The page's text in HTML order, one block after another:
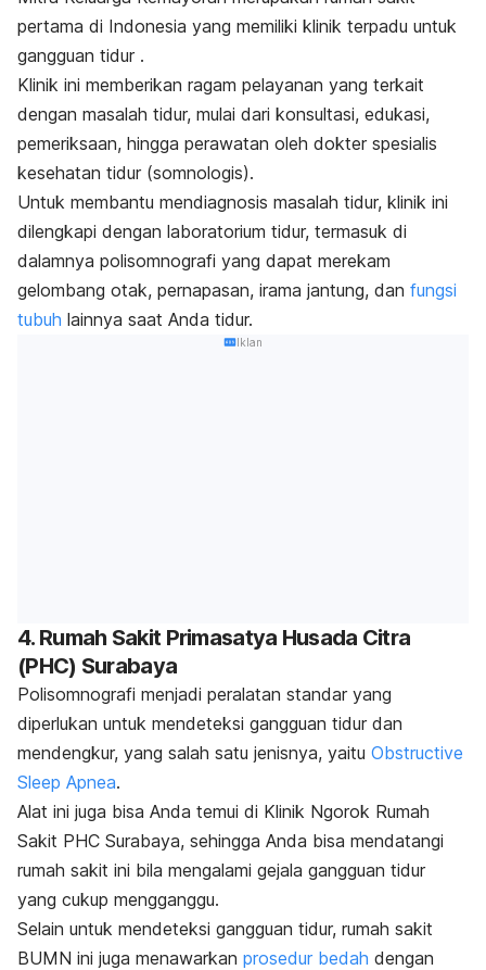
pertama di Indonesia yang memiliki klinik terpadu untuk
gangguan tidur .
Klinik ini memberikan ragam pelayanan yang terkait
dengan masalah tidur, mulai dari konsultasi, edukasi,
pemeriksaan, hingga perawatan oleh dokter spesialis
kesehatan tidur (somnologis).
Untuk membantu mendiagnosis masalah tidur, klinik ini
dilengkapi dengan laboratorium tidur, termasuk di
dalamnya polisomnografi yang dapat merekam
gelombang otak, pernapasan, irama jantung, dan fungsi
tubuh lainnya saat Anda tidur.
Iklan
4. Rumah Sakit Primasatya Husada Citra
(PHC) Surabaya
Polisomnografi menjadi peralatan standar yang
diperlukan untuk mendeteksi gangguan tidur dan
mendengkur, yang salah satu jenisnya, yaitu Obstructive
Sleep Apnea.
Alat ini juga bisa Anda temui di Klinik Ngorok Rumah
Sakit PHC Surabaya, sehingga Anda bisa mendatangi
rumah sakit ini bila mengalami gejala gangguan tidur
yang cukup mengganggu.
Selain untuk mendeteksi gangguan tidur, rumah sakit
BUMN ini juga menawarkan prosedur bedah dengan